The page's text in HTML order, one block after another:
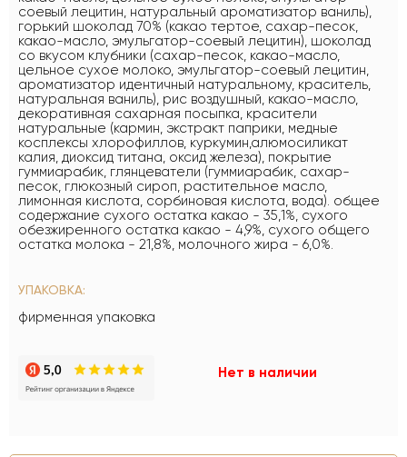
соевый лецитин, натуральный ароматизатор ваниль),
горький шоколад 70% (какао тертое, сахар-песок,
какао-масло, эмульгатор-соевый лецитин), шоколад
со вкусом клубники (сахар-песок, какао-масло,
цельное сухое молоко, эмульгатор-соевый лецитин,
ароматизатор идентичный натуральному, краситель,
натуральная ваниль), рис воздушный, какао-масло,
декоративная сахарная посыпка, красители
натуральные (кармин, экстракт паприки, медные
косплексы хлорофиллов, куркумин,алюмосиликат
калия, диоксид титана, оксид железа), покрытие
гуммиарабик, глянцеватели (гуммиарабик, сахар-
песок, глюкозный сироп, растительное масло,
лимонная кислота, сорбиновая кислота, вода). общее
содержание сухого остатка какао - 35,1%, сухого
обезжиренного остатка какао - 4,9%, сухого общего
остатка молока - 21,8%, молочного жира - 6,0%.
УПАКОВКА:
фирменная упаковка
Нет в наличии